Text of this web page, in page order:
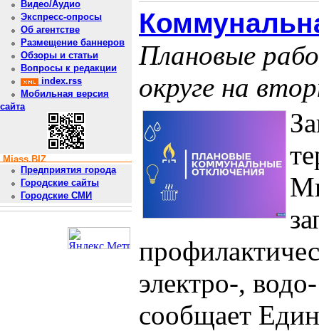
Видео/Аудио
Экспресс-опросы
Об агентстве
Размещение баннеров
Обзоры и статьи
Вопросы к редакции
index.rss
Мобильная версия
сайта
Miass.BIZ
Предприятия города
Городские сайты
Городские СМИ
Плановые
округе на
электро-,
сообщает